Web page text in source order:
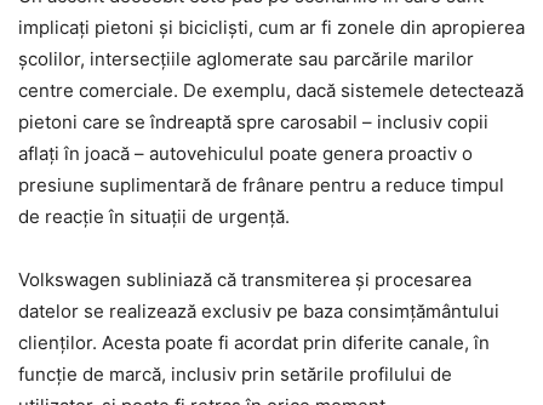
implicați pietoni și bicicliști, cum ar fi zonele din apropierea
școlilor, intersecțiile aglomerate sau parcările marilor
centre comerciale. De exemplu, dacă sistemele detectează
pietoni care se îndreaptă spre carosabil – inclusiv copii
aflați în joacă – autovehiculul poate genera proactiv o
presiune suplimentară de frânare pentru a reduce timpul
de reacție în situații de urgență.
Volkswagen subliniază că transmiterea și procesarea
datelor se realizează exclusiv pe baza consimțământului
clienților. Acesta poate fi acordat prin diferite canale, în
funcție de marcă, inclusiv prin setările profilului de